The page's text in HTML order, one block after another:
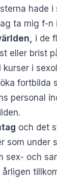
ta mig f-
i de
eller brist
i
fortbilda
personal
och det
som
och